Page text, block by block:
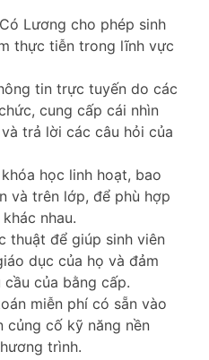
Lương cho phép sinh
thực tiễn trong lĩnh vực
tin trực tuyến do các
cung cấp cái nhìn
trả lời các câu hỏi của
học linh hoạt, bao
và trên lớp, để phù hợp
nhau.
thuật để giúp sinh viên
dục của họ và đảm
của bằng cấp.
miễn phí có sẵn vào
củng cố kỹ năng nền
trình.